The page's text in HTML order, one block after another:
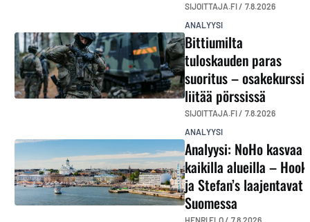
SIJOITTAJA.FI / 7.8.2026
ANALYYSI
Bittiumilta
tuloskauden paras
suoritus – osakekurssi
liitää pörssissä
SIJOITTAJA.FI / 7.8.2026
ANALYYSI
Analyysi: NoHo kasvaa
kaikilla alueilla – Hook
ja Stefan’s laajentavat
Suomessa
HENRI ELO / 7.8.2026